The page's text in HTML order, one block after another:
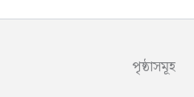
পৃষ্ঠাসমূহ